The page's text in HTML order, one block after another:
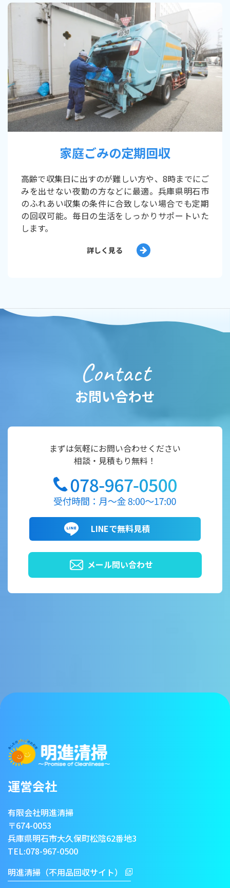
家庭ごみの定期回収
高齢で収集日に出すのが難しい方や、8時までにご
みを出せない夜勤の方などに最適。兵庫県明石市
のふれあい収集の条件に合致しない場合でも定期
の回収可能。毎日の生活をしっかりサポートいた
します。
詳しく見る
Contact
お問い合わせ
まずは気軽にお問い合わせください
相談・見積もり無料！
LINEで無料見積
メール問い合わせ
運営会社
有限会社明進清掃
〒674-0053
兵庫県明石市大久保町松陰62番地3
TEL:078-967-0500
明進清掃（不用品回収サイト）